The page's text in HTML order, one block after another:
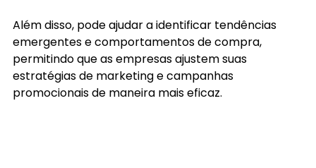
Além disso, pode ajudar a identificar tendências
emergentes e comportamentos de compra,
permitindo que as empresas ajustem suas
estratégias de marketing e campanhas
promocionais de maneira mais eficaz.